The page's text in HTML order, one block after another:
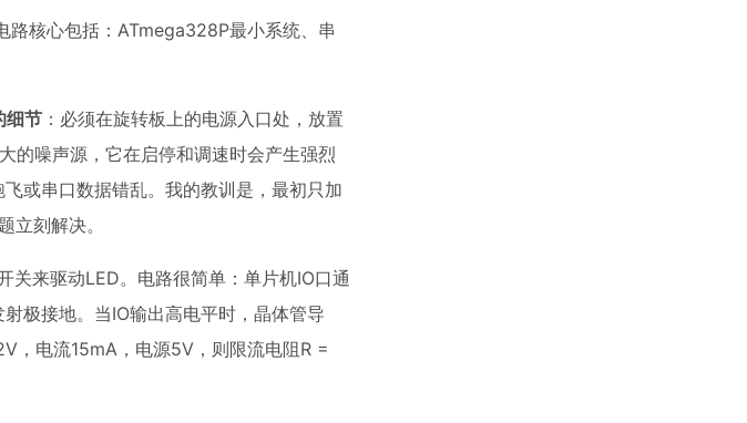
路核心包括：ATmega328P最小系统、串
细节 ：必须在旋转板上的电源入口处，放置
的噪声源，它在启停和调速时会产生强烈
或串口数据错乱。我的教训是，最初只加
立刻解决。
关来驱动LED。电路很简单：单片机IO口通
极接地。当IO输出高电平时，晶体管导
，电流15mA，电源5V，则限流电阻R =